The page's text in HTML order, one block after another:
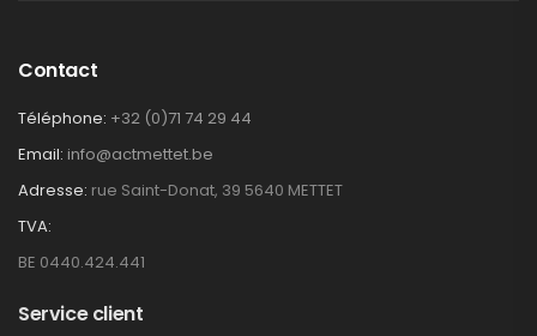
Contact
Téléphone: +32 (0)71 74 29 44
Email: info@actmettet.be
Adresse: rue Saint-Donat, 39 5640 METTET
TVA:
BE 0440.424.441
Service client